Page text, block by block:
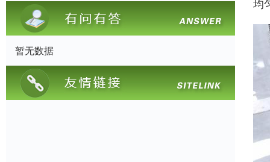
暂无数据
均